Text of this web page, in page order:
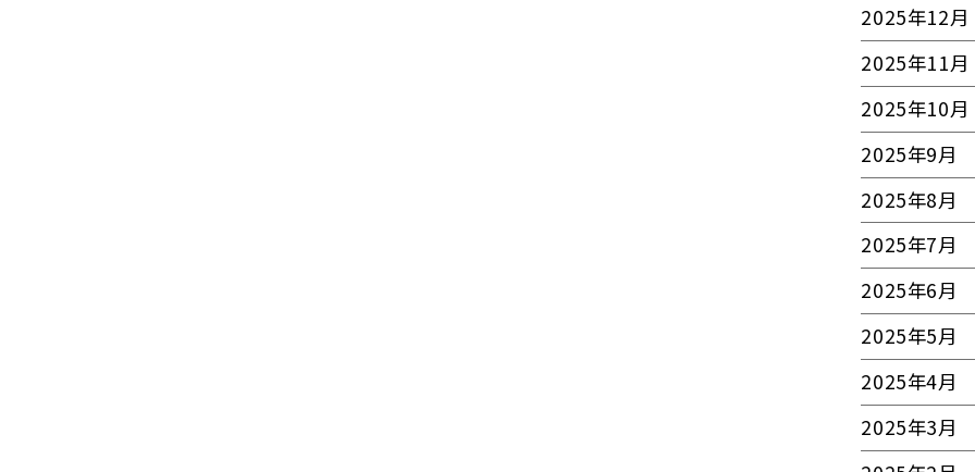
2025年12月
2025年11月
2025年10月
2025年9月
2025年8月
2025年7月
2025年6月
2025年5月
2025年4月
2025年3月